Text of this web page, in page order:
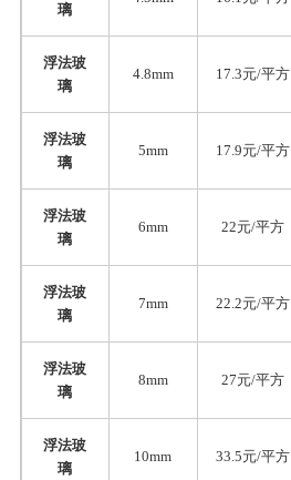
璃
浮法玻
璃
4.8mm 17.3元/平方
浮法玻
璃
5mm 17.9元/平方
浮法玻
璃
6mm 22元/平方
浮法玻
璃
7mm 22.2元/平方
浮法玻
璃
8mm 27元/平方
浮法玻
璃
10mm 33.5元/平方